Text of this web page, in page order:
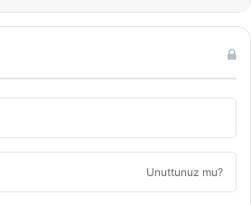
Unuttunuz mu?